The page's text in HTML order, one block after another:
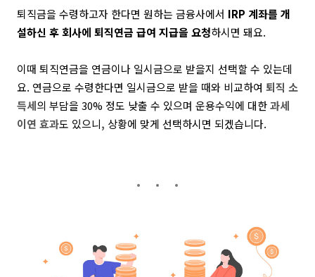
퇴직금을 수령하고자 한다면 원하는 금융사에서 IRP 계좌를 개
설하신 후 회사에 퇴직연금 급여 지급을 요청하시면 돼요.
이때 퇴직연금을 연금이나 일시금으로 받을지 선택할 수 있는데
요. 연금으로 수령한다면 일시금으로 받을 때와 비교하여 퇴직 소
득세의 부담을 30% 정도 낮출 수 있으며 운용수익에 대한과세
이연 효과도 있으니, 상황에 맞게 선택하시면 되겠습니다.